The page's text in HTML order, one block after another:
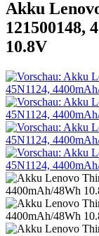
Akku
121500148,
10.8V